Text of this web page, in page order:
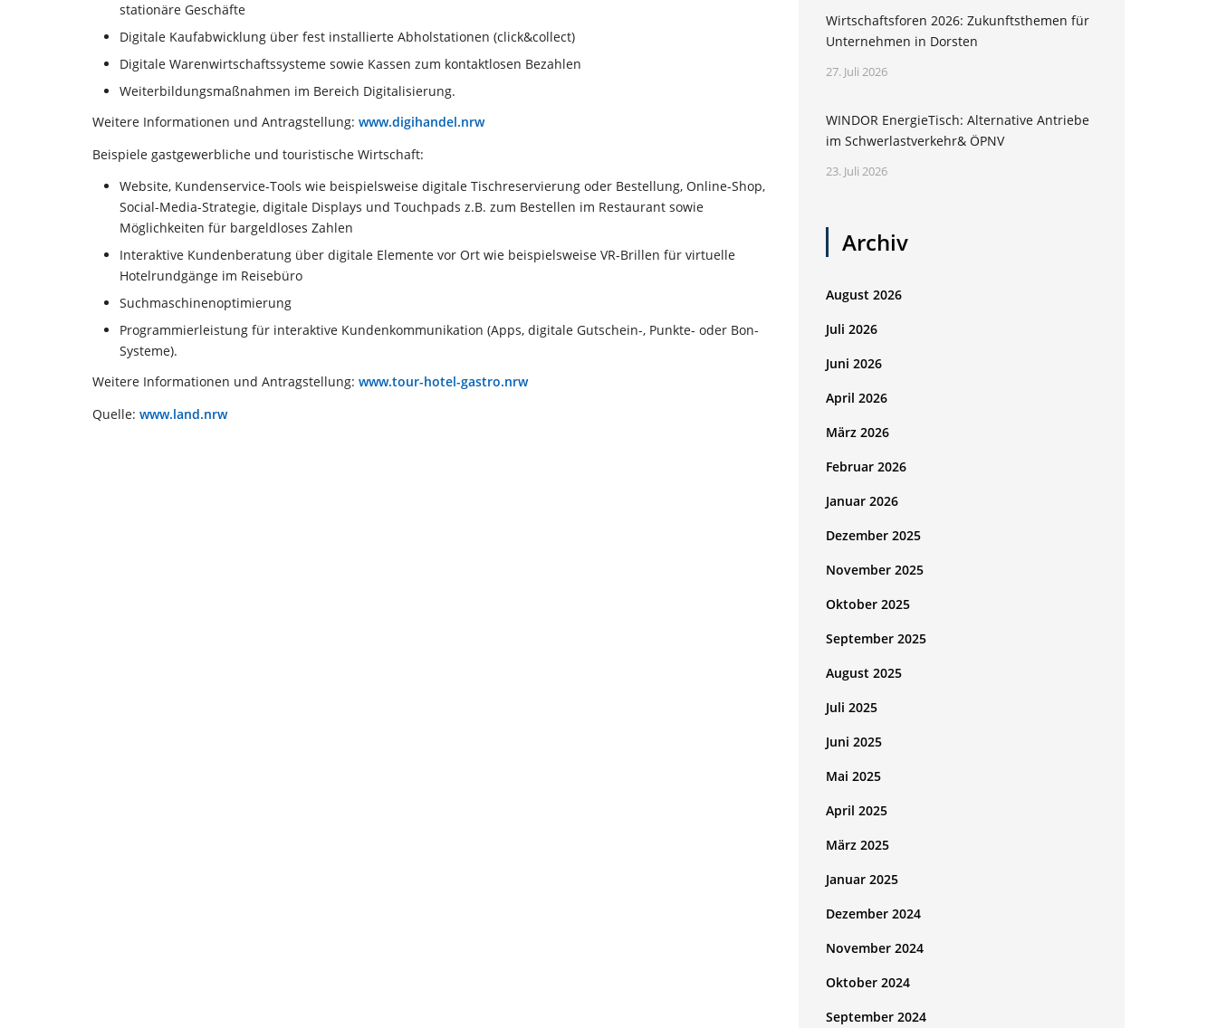
stationäre Geschäfte
Digitale Kaufabwicklung über fest installierte Abholstationen (click&collect)
Digitale Warenwirtschaftssysteme sowie Kassen zum kontaktlosen Bezahlen
Weiterbildungsmaßnahmen im Bereich Digitalisierung.
Weitere Informationen und Antragstellung: www.digihandel.nrw
Beispiele gastgewerbliche und touristische Wirtschaft:
Website, Kundenservice-Tools wie beispielsweise digitale Tischreservierung oder Bestellung, Online-Shop,
Social-Media-Strategie, digitale Displays und Touchpads z.B. zum Bestellen im Restaurant sowie
Möglichkeiten für bargeldloses Zahlen
Interaktive Kundenberatung über digitale Elemente vor Ort wie beispielsweise VR-Brillen für virtuelle
Hotelrundgänge im Reisebüro
Suchmaschinenoptimierung
Programmierleistung für interaktive Kundenkommunikation (Apps, digitale Gutschein-, Punkte- oder Bon-
Systeme).
Weitere Informationen und Antragstellung: www.tour-hotel-gastro.nrw
Quelle: www.land.nrw
Wirtschaftsforen 2026: Zukunftsthemen für
Unternehmen in Dorsten
27. Juli 2026
WINDOR EnergieTisch: Alternative Antriebe
im Schwerlastverkehr& ÖPNV
23. Juli 2026
Archiv
August 2026
Juli 2026
Juni 2026
April 2026
März 2026
Februar 2026
Januar 2026
Dezember 2025
November 2025
Oktober 2025
September 2025
August 2025
Juli 2025
Juni 2025
Mai 2025
April 2025
März 2025
Januar 2025
Dezember 2024
November 2024
Oktober 2024
September 2024